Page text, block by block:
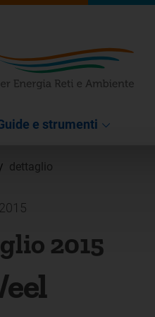
e strumenti
/ dettaglio
2015